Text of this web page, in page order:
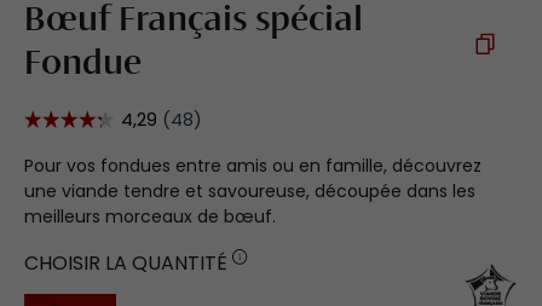
Bœuf Français spécial
Fondue
Pour vos fondues entre amis ou en famille, découvrez
une viande tendre et savoureuse, découpée dans les
meilleurs morceaux de bœuf.
CHOISIR LA QUANTITÉ